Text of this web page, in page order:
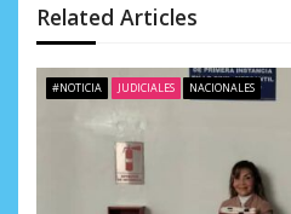
e
e
Related Articles
#NOTICIA JUDICIALES NACIONALES